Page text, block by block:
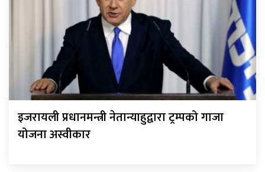
इजरायली प्रधानमन्त्री नेतान्याहुद्वारा ट्रम्पको गाजा
योजना अस्वीकार